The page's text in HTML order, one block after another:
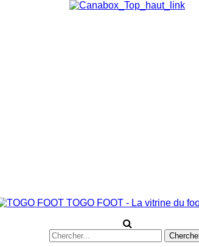
TOGO FOOT - La vitrine du